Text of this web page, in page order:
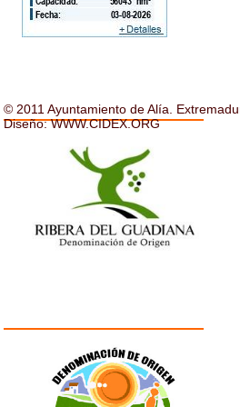
© 2011 Ayuntamiento de Alía.
Diseño: WWW.CIDEX.ORG